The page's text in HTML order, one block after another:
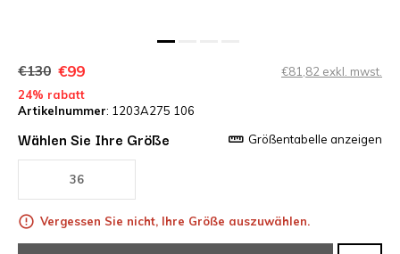
€130 €99
€81,82 exkl. mwst.
24% rabatt
Artikelnummer: 1203A275 106
Wählen Sie Ihre Größe Größentabelle anzeigen
36
Vergessen Sie nicht, Ihre Größe auszuwählen.